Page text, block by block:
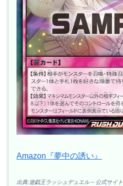
Amazon『夢中の誘い』
出典:遊戯王ラッシュデュエル – 公式サイト